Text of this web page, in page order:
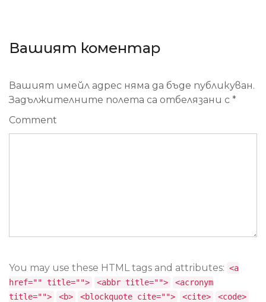
Вашият коментар
Вашият имейл адрес няма да бъде публикуван.
Задължителните полета са отбелязани с *
Comment
You may use these HTML tags and attributes: <a
href="" title="">
<abbr title="">
<acronym
title="">
<b> <blockquote cite=""> <cite>
<code>